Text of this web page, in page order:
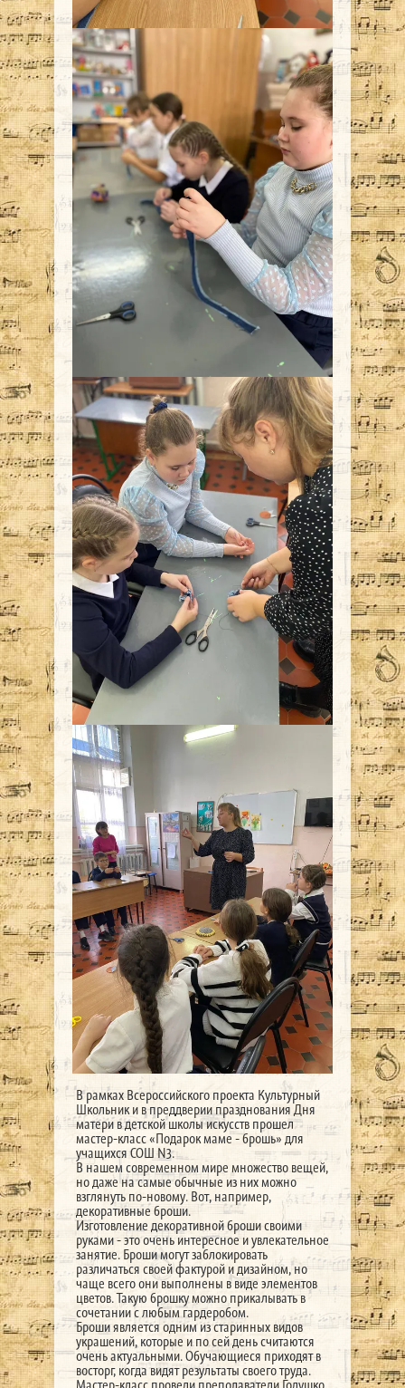
В рамках Всероссийского проекта Культурный
Школьник и в преддверии празднования Дня
матери в детской школы искусств прошел
мастер-класс «Подарок маме - брошь» для
учащихся СОШ N3.
В нашем современном мире множество вещей,
но даже на самые обычные из них можно
взглянуть по-новому. Вот, например,
декоративные броши.
Изготовление декоративной броши своими
руками - это очень интересное и увлекательное
занятие. Броши могут заблокировать
различаться своей фактурой и дизайном, но
чаще всего они выполнены в виде элементов
цветов. Такую брошку можно прикалывать в
сочетании с любым гардеробом.
Броши является одним из старинных видов
украшений, которые и по сей день считаются
очень актуальными. Обучающиеся приходят в
восторг, когда видят результаты своего труда.